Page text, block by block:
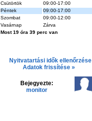
Csütörtök
09:00-17:00
Péntek
09:00-17:00
Szombat
09:00-12:00
Vasárnap
Zárva
Most 19 óra 39 perc van
Nyitvatartási idők ellenőrzése
Adatok frissítése »
Bejegyezte:
monitor